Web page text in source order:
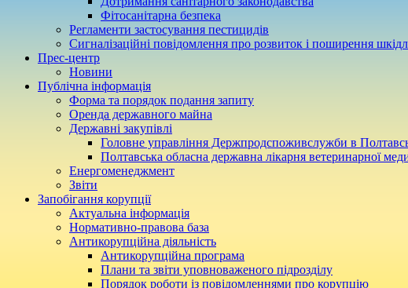
Фітосанітарна безпека
Регламенти застосування пестицидів
Сигналізаційні повідомлення про розвиток і поширення
Прес-центр
Новини
Публічна інформація
Форма та порядок подання запиту
Оренда державного майна
Державні закупівлі
Головне управління Держпродспоживслужби в
Полтавська обласна державна лікарня ветеринарної
Енергоменеджмент
Звіти
Запобігання корупції
Актуальна інформація
Нормативно-правова база
Антикорупційна діяльність
Антикорупційна програма
Плани та звіти уповноваженого підрозділу
Порядок роботи із повідомленнями про корупцію